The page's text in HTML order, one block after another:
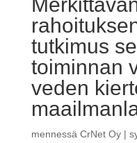
tutkimus
toiminnan
veden
mennessä CrNet Oy|